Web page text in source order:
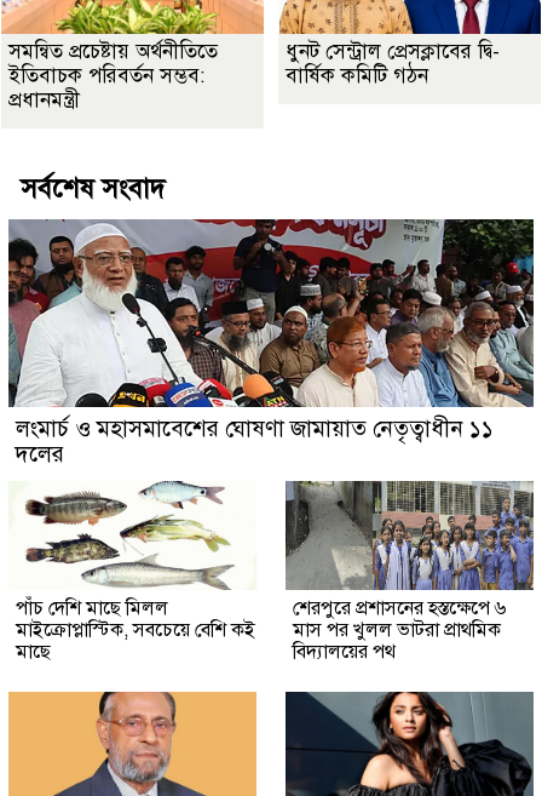
সমন্বিত প্রচেষ্টায় অর্থনীতিতে
ইতিবাচক পরিবর্তন সম্ভব:
প্রধানমন্ত্রী
ধুনট সেন্ট্রাল প্রেসক্লাবের দ্বি-
বার্ষিক কমিটি গঠন
সর্বশেষ সংবাদ
লংমার্চ ও মহাসমাবেশের ঘোষণা জামায়াত নেতৃত্বাধীন ১১
দলের
পাঁচ দেশি মাছে মিলল
মাইক্রোপ্লাস্টিক, সবচেয়ে বেশি কই
মাছে
শেরপুরে প্রশাসনের হস্তক্ষেপে ৬
মাস পর খুলল ভাটরা প্রাথমিক
বিদ্যালয়ের পথ